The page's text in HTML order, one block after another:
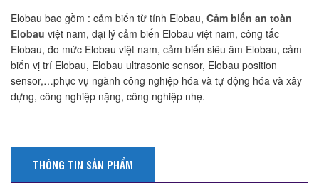
Elobau bao gồm : cảm biến từ tính Elobau, Cảm biến an toàn
Elobau việt nam, đại lý cảm biến Elobau việt nam, công tắc
Elobau, đo mức Elobau việt nam, cảm biến siêu âm Elobau, cảm
biến vị trí Elobau, Elobau ultrasonic sensor, Elobau position
sensor,…phục vụ ngành công nghiệp hóa và tự động hóa và xây
dựng, công nghiệp nặng, công nghiệp nhẹ.
THÔNG TIN SẢN PHẨM